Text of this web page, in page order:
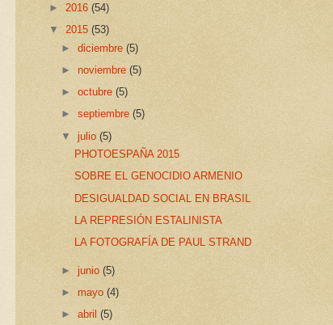
► 2016 (54)
▼ 2015 (53)
►diciembre(5)
► noviembre(5)
►octubre(5)
►septiembre(5)
▼julio(5)
PHOTOESPAÑA 2015
SOBRE EL GENOCIDIO ARMENIO
DESIGUALDAD SOCIAL EN BRASIL
LA REPRESIÓN ESTALINISTA
LA FOTOGRAFÍA DE PAUL STRAND
►junio(5)
►mayo(4)
►abril(5)